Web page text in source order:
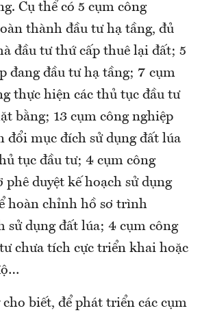
Cụ thể có 5 cụm công
thành đầu tư hạ tầng, đủ
đầu tư thứ cấp thuê lại đất; 5
đang đầu tư hạ tầng; 7 cụm
thực hiện các thủ tục đầu tư
bằng; 13 cụm công nghiệp
đổi mục đích sử dụng đất lúa
tục đầu tư; 4 cụm công
phê duyệt kế hoạch sử dụng
hoàn chỉnh hồ sơ trình
sử dụng đất lúa; 4 cụm công
chưa tích cực triển khai hoặc
biết, để phát triển các cụm